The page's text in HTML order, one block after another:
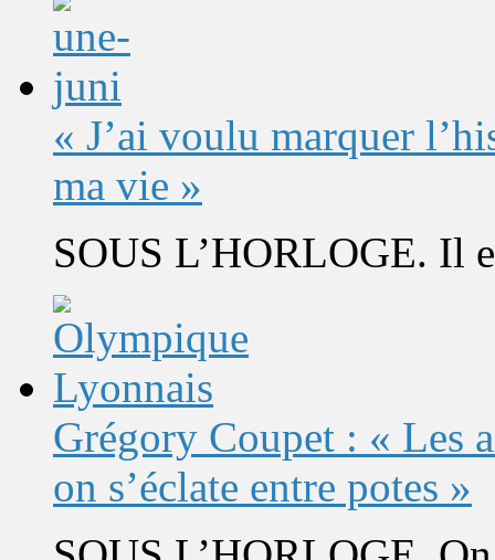
« J’ai voulu marquer
ma vie »
SOUS L’HORLOGE. Il
Grégory Coupet : « Les
on s’éclate entre potes »